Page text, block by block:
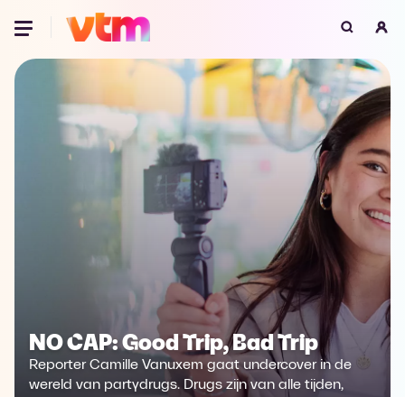
Voor je onze programma's gaat ontdekken,
best je browser updaten of hieronder één
van de ondersteunde browsers
downloaden.
Google Chrome Download
Download
Download
Microsoft Edge Download
Opera Download
NO CAP: Good Trip, Bad Trip
Reporter Camille Vanuxem gaat undercover in de
wereld van partydrugs. Drugs zijn van alle tijden,